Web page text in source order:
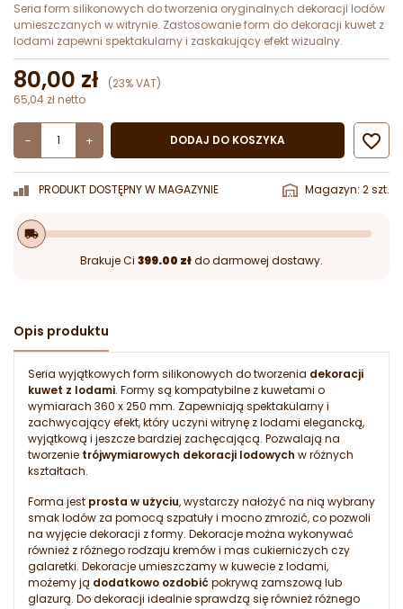
Seria form silikonowych do tworzenia oryginalnych dekoracji lodów
umieszczanych w witrynie. Zastosowanie form do dekoracji kuwet z
lodami zapewni spektakularny i zaskakujący efekt wizualny.
80,00 zł
(23% VAT)
65,04 zł netto
- + DODAJ DO KOSZYKA 
PRODUKT DOSTĘPNY W MAGAZYNIE Magazyn: 2 szt.
local_shipping
Brakuje Ci 399.00 złdo darmowej dostawy.
Opis produktu
Seria wyjątkowych form silikonowych do tworzenia dekoracji
kuwet z lodami. Formy są kompatybilne z kuwetami o
wymiarach 360 x 250 mm. Zapewniają spektakularny i
zachwycający efekt, który uczyni witrynę z lodami elegancką,
wyjątkową i jeszcze bardziej zachęcającą. Pozwalają na
tworzenie trójwymiarowych dekoracji lodowych w różnych
kształtach.
Forma jest prosta w użyciu, wystarczy nałożyć na nią wybrany
smak lodów za pomocą szpatuły i mocno zmrozić, co pozwoli
na wyjęcie dekoracji z formy. Dekoracje można wykonywać
również z różnego rodzaju kremów i mas cukierniczych czy
galaretki. Dekoracje umieszczamy w kuwecie z lodami,
możemy ją dodatkowo ozdobićpokrywą zamszową lub
glazurą. Do dekoracji idealnie sprawdzą się również różnego